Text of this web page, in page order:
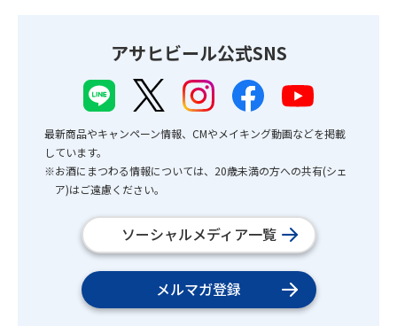
アサヒビール公式SNS
最新商品やキャンペーン情報、CMやメイキング動画などを掲載
しています。
※お酒にまつわる情報については、20歳未満の方への共有(シェ
ア)はご遠慮ください。
ソーシャルメディア一覧
メルマガ登録